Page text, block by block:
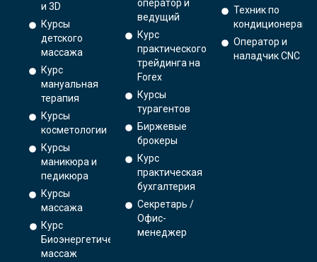
и 3D
Курсы
детского
массажа
Курс
мануальная
терапия
Курсы
косметологии
Курсы
маникюра и
педикюра
Курсы
массажа
Курс
Биоэнергетический
массаж
оператор и
ведущий
Курс
практического
трейдинга на
Forex
Курсы
турагентов
Биржевые
брокеры
Курс
практическая
бухгалтерия
Секретарь /
Офис-
менеджер
Техник по
кондиционерам
Оператор и
наладчик CNC